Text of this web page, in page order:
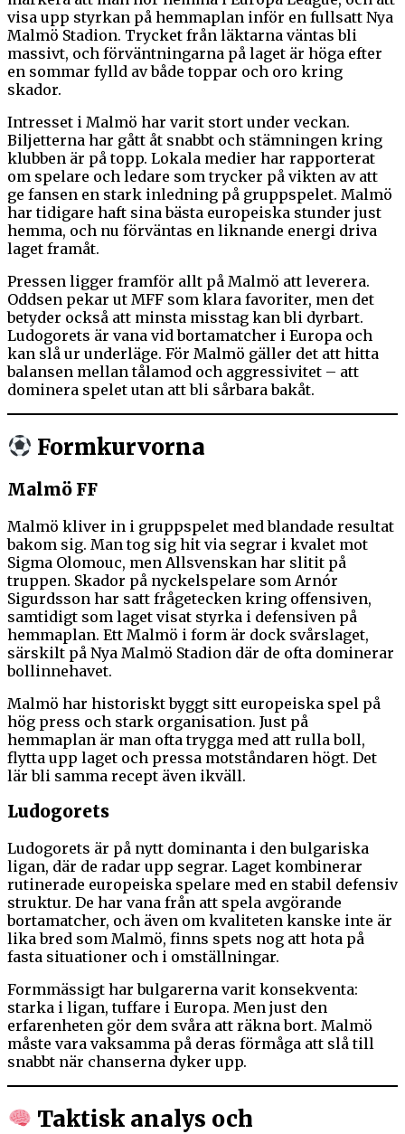
visa upp styrkan på hemmaplan inför en fullsatt Nya
Malmö Stadion. Trycket från läktarna väntas bli
massivt, och förväntningarna på laget är höga efter
en sommar fylld av både toppar och oro kring
skador.
Intresset i Malmö har varit stort under veckan.
Biljetterna har gått åt snabbt och stämningen kring
klubben är på topp. Lokala medier har rapporterat
om spelare och ledare som trycker på vikten av att
ge fansen en stark inledning på gruppspelet. Malmö
har tidigare haft sina bästa europeiska stunder just
hemma, och nu förväntas en liknande energi driva
laget framåt.
Pressen ligger framför allt på Malmö att leverera.
Oddsen pekar ut MFF som klara favoriter, men det
betyder också att minsta misstag kan bli dyrbart.
Ludogorets är vana vid bortamatcher i Europa och
kan slå ur underläge. För Malmö gäller det att hitta
balansen mellan tålamod och aggressivitet – att
dominera spelet utan att bli sårbara bakåt.
Formkurvorna
Malmö FF
Malmö kliver in i gruppspelet med blandade resultat
bakom sig. Man tog sig hit via segrar i kvalet mot
Sigma Olomouc, men Allsvenskan har slitit på
truppen. Skador på nyckelspelare som Arnór
Sigurdsson har satt frågetecken kring offensiven,
samtidigt som laget visat styrka i defensiven på
hemmaplan. Ett Malmö i form är dock svårslaget,
särskilt på Nya Malmö Stadion där de ofta dominerar
bollinnehavet.
Malmö har historiskt byggt sitt europeiska spel på
hög press och stark organisation. Just på
hemmaplan är man ofta trygga med att rulla boll,
flytta upp laget och pressa motståndaren högt. Det
lär bli samma recept även ikväll.
Ludogorets
Ludogorets är på nytt dominanta i den bulgariska
ligan, där de radar upp segrar. Laget kombinerar
rutinerade europeiska spelare med en stabil defensiv
struktur. De har vana från att spela avgörande
bortamatcher, och även om kvaliteten kanske inte är
lika bred som Malmö, finns spets nog att hota på
fasta situationer och i omställningar.
Formmässigt har bulgarerna varit konsekventa:
starka i ligan, tuffare i Europa. Men just den
erfarenheten gör dem svåra att räkna bort. Malmö
måste vara vaksamma på deras förmåga att slå till
snabbt när chanserna dyker upp.
Taktisk analys och